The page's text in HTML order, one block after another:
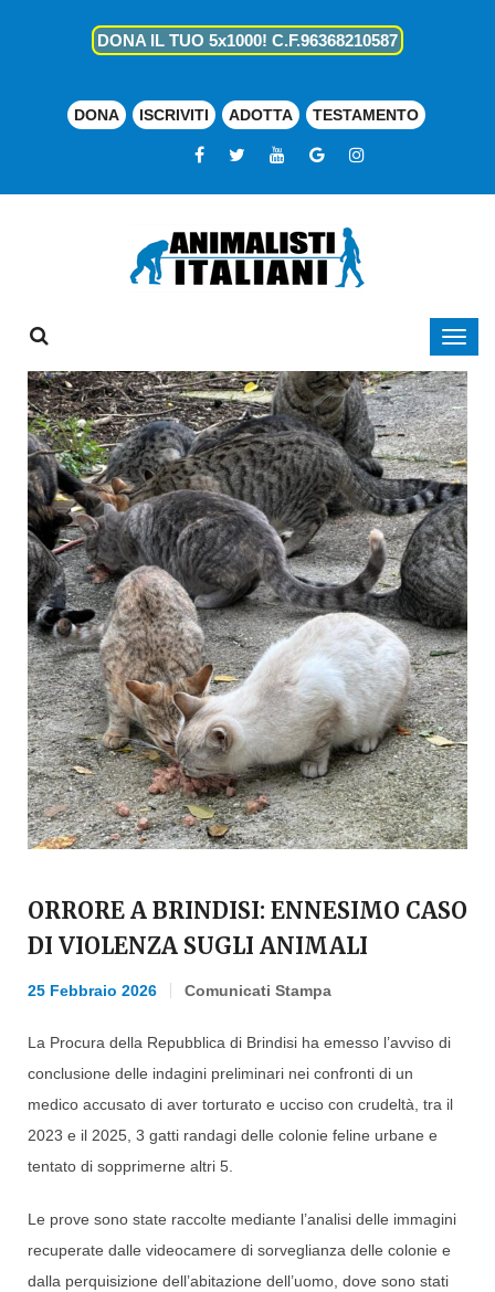
DONA IL TUO 5x1000! C.F.96368210587
DONA ISCRIVITI ADOTTA TESTAMENTO
ORRORE A BRINDISI: ENNESIMO CASO
DI VIOLENZA SUGLI ANIMALI
25 Febbraio 2026 Comunicati Stampa
La Procura della Repubblica di Brindisi ha emesso l’avviso di
conclusione delle indagini preliminari nei confronti di un
medico accusato di aver torturato e ucciso con crudeltà, tra il
2023 e il 2025, 3 gatti randagi delle colonie feline urbane e
tentato di sopprimerne altri 5.
Le prove sono state raccolte mediante l’analisi delle immagini
recuperate dalle videocamere di sorveglianza delle colonie e
dalla perquisizione dell’abitazione dell’uomo, dove sono stati